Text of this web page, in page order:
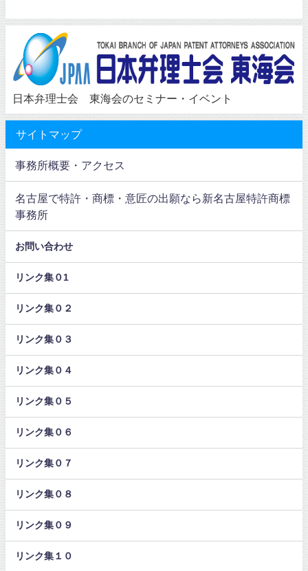
日本弁理士会 東海会のセミナー・イベント
サイトマップ
事務所概要・アクセス
名古屋で特許・商標・意匠の出願なら新名古屋特許商標
事務所
お問い合わせ
リンク集０1
リンク集０２
リンク集０３
リンク集０４
リンク集０５
リンク集０６
リンク集０７
リンク集０８
リンク集０９
リンク集１０